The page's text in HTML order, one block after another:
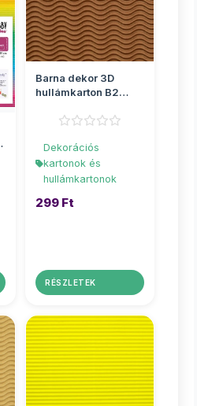
Barna dekor 3D
hullámkarton B2
Dekorációs
kartonok és
hullámkartonok
299 Ft
RÉSZLETEK